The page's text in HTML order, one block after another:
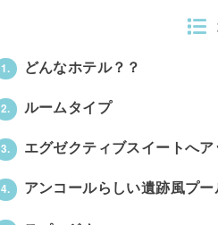
1. どんなホテル？？
2. ルームタイプ
3. エグゼクティブスイートへ
4. アンコールらしい遺跡風プー